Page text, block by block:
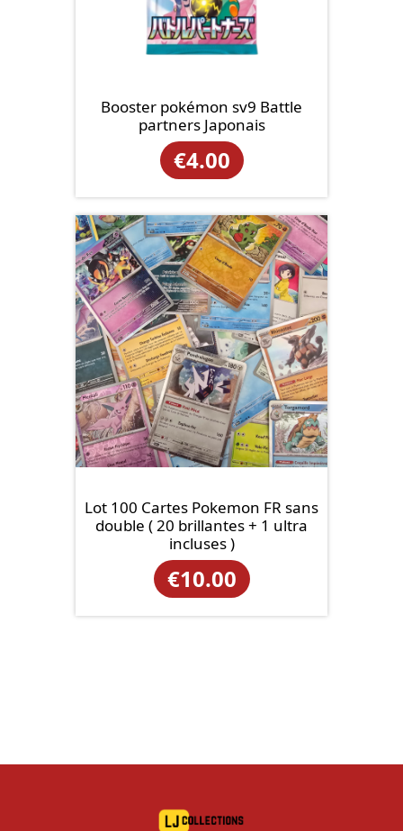
Booster pokémon sv9 Battle
partners Japonais
€4.00
Lot 100 Cartes Pokemon FR sans
double ( 20 brillantes + 1 ultra
incluses )
€10.00